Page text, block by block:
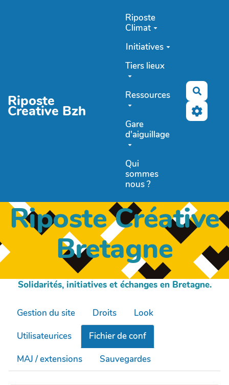
Riposte
Creative Bzh
Riposte
Climat
Initiatives
Tiers lieux
Ressources
Gare
d'aiguillage
Qui
sommes
nous ?
Riposte Créative
Bretagne
Solidarités, initiatives et échanges en Bretagne.
Gestion du site Droits
Look
Utilisateurices
Fichier de conf
MAJ / extensions
Sauvegardes